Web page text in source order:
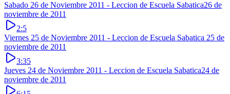
Sabado 26 de Noviembre 2011 - Leccion de Escuela Sabatica26 de
noviembre de 2011
2:5
Viernes 25 de Noviembre 2011 - Leccion de Escuela Sabatica 25 de
noviembre de 2011
3:35
Jueves 24 de Noviembre 2011 - Leccion de Escuela Sabatica24 de
noviembre de 2011